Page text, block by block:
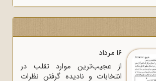
16 مرداد
از عجیب‌ترین موارد تقلب در
انتخابات و نادیده گرفتن نظرات